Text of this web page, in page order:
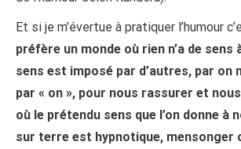
Et si je m’évertue à pratiquer l’humour
préfère un monde où rien n’a de sens
sens est imposé par d’autres, par on
par « on », pour nous rassurer et
où le prétendu sens que l’on donne à
sur terre est hypnotique, mensonger